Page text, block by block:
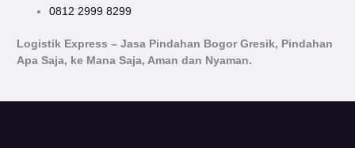
0812 2999 8299
Logistik Express – Jasa Pindahan Bogor Gresik, Pindahan
Apa Saja, ke Mana Saja, Aman dan Nyaman.